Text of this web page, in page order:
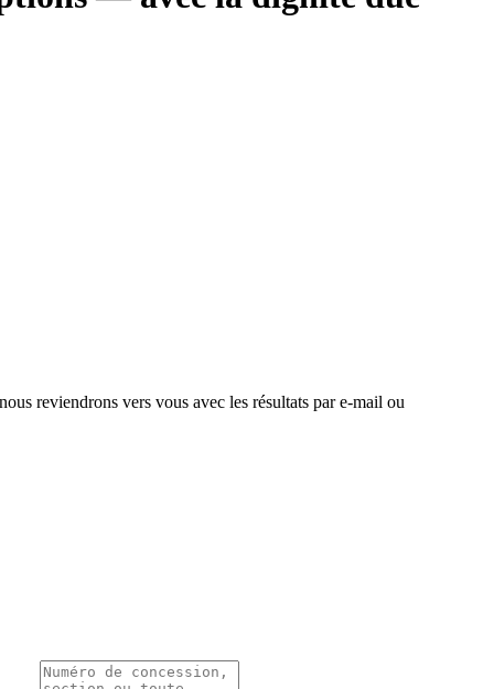
reviendrons vers vous avec les résultats par e-mail ou